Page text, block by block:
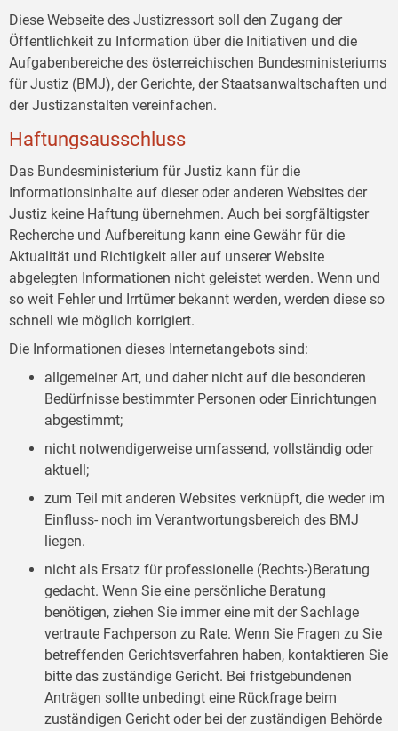
Diese Webseite des Justizressort soll den Zugang der
Öffentlichkeit zu Information über die Initiativen und die
Aufgabenbereiche des österreichischen Bundesministeriums
für Justiz (BMJ), der Gerichte, der Staatsanwaltschaften und
der Justizanstalten vereinfachen.
Haftungsausschluss
Das Bundesministerium für Justiz kann für die
Informationsinhalte auf dieser oder anderen Websites der
Justiz keine Haftung übernehmen. Auch bei sorgfältigster
Recherche und Aufbereitung kann eine Gewähr für die
Aktualität und Richtigkeit aller auf unserer Website
abgelegten Informationen nicht geleistet werden. Wenn und
so weit Fehler und Irrtümer bekannt werden, werden diese so
schnell wie möglich korrigiert.
Die Informationen dieses Internetangebots sind:
allgemeiner Art, und daher nicht auf die besonderen
Bedürfnisse bestimmter Personen oder Einrichtungen
abgestimmt;
nicht notwendigerweise umfassend, vollständig oder
aktuell;
zum Teil mit anderen Websites verknüpft, die weder im
Einfluss- noch im Verantwortungsbereich des BMJ
liegen.
nicht als Ersatz für professionelle (Rechts-)Beratung
gedacht. Wenn Sie eine persönliche Beratung
benötigen, ziehen Sie immer eine mit der Sachlage
vertraute Fachperson zu Rate. Wenn Sie Fragen zu Sie
betreffenden Gerichtsverfahren haben, kontaktieren Sie
bitte das zuständige Gericht. Bei fristgebundenen
Anträgen sollte unbedingt eine Rückfrage beim
zuständigen Gericht oder bei der zuständigen Behörde